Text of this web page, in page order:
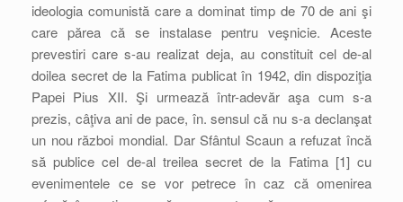
ideologia comunistă care a dominat timp de 70 de ani şi
care părea că se instalase pentru veşnicie. Aceste
prevestiri care s-au realizat deja, au constituit cel de-al
doilea secret de la Fatima publicat în 1942, din dispoziţia
Papei Pius XII. Şi urmează într-adevăr aşa cum s-a
prezis, câţiva ani de pace, în. sensul că nu s-a declanşat
un nou război mondial. Dar Sfântul Scaun a refuzat încă
să publice cel de-al treilea secret de la Fatima [1] cu
evenimentele ce se vor petrece în caz că omenirea